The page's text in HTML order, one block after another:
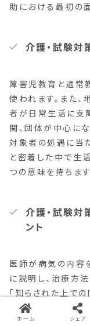
助における最初の
介護・試験対
障害児教育と通常
使われます。また
者が日常生活に支
関、団体が中心に
対象者の処遇に当
と密着した中で生
つの意味を持ちます
介護・試験対
ント
医師が病気の内容
に説明し、治療方
「知らされた上での
ホーム シェア